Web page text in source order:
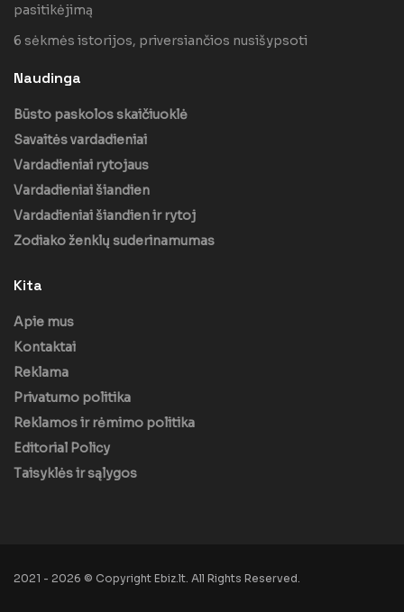
pasitikėjimą
6 sėkmės istorijos, priversiančios nusišypsoti
Naudinga
Būsto paskolos skaičiuoklė
Savaitės vardadieniai
Vardadieniai rytojaus
Vardadieniai šiandien
Vardadieniai šiandien ir rytoj
Zodiako ženklų suderinamumas
Kita
Apie mus
Kontaktai
Reklama
Privatumo politika
Reklamos ir rėmimo politika
Editorial Policy
Taisyklės ir sąlygos
2021 - 2026 © Copyright Ebiz.lt. All Rights Reserved.